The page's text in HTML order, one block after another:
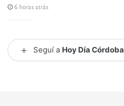
6 horas atrás
+ Seguí a Hoy Día Córdoba